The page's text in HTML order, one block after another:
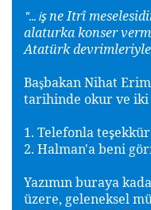
"... işne Itrî
alaturka konser
Atatürk devrimleriyle
Başbakan Nihat
tarihinde okur ve
1. Telefonla teş
2. Halman'a beni
Yazımın buraya
üzere, geleneksel